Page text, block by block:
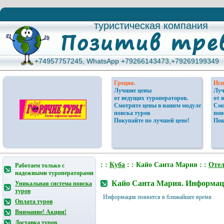
туристическая компания
туристическая компания
+74957757245, WhatsApp +79266143473,+79269199349
+74957757245, WhatsApp +79266143473,+79269199349
Греция.
Лучшие цены
от ведущих туроператоров.
Смотрите цены в нашем модуле
поиска туров
Покупайте по лучшей цене!
от
Работаем только с
надежными туроператорами
Уникальная система поиска
туров
Оплата туров
Внимание! Акции!
Доставка туров
: : Куба : : Кайо Санта Мария : :
Кайо Санта Мария.
Информация появится в ближайшее время